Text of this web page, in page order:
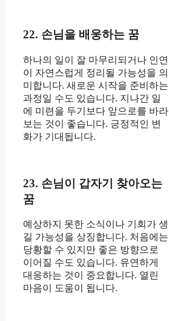
22. 손님을 배웅하는 꿈
하나의 일이 잘 마무리되거나 인연
이 자연스럽게 정리될 가능성을 의
미합니다. 새로운 시작을 준비하는
과정일 수도 있습니다. 지나간 일
에 미련을 두기보다 앞으로를 바라
보는 것이 좋습니다. 긍정적인 변
화가 기대됩니다.
23. 손님이 갑자기 찾아오는
꿈
예상하지 못한 소식이나 기회가 생
길 가능성을 상징합니다. 처음에는
당황할 수 있지만 좋은 방향으로
이어질 수도 있습니다. 유연하게
대응하는 것이 중요합니다. 열린
마음이 도움이 됩니다.